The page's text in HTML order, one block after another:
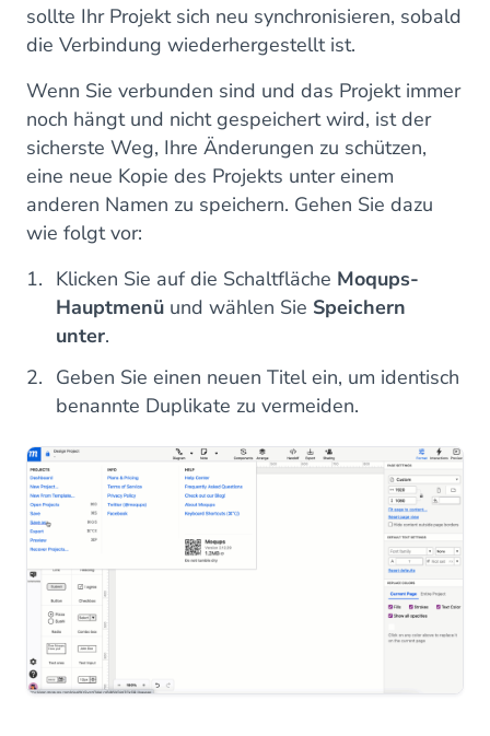
sollte Ihr Projekt sich neu synchronisieren, sobald
die Verbindung wiederhergestellt ist.
Wenn Sie verbunden sind und das Projekt immer
noch hängt und nicht gespeichert wird, ist der
sicherste Weg, Ihre Änderungen zu schützen,
eine neue Kopie des Projekts unter einem
anderen Namen zu speichern. Gehen Sie dazu
wie folgt vor:
Klicken Sie auf die Schaltfläche Moqups-
Hauptmenü und wählen Sie Speichern
unter.
Geben Sie einen neuen Titel ein, um identisch
benannte Duplikate zu vermeiden.